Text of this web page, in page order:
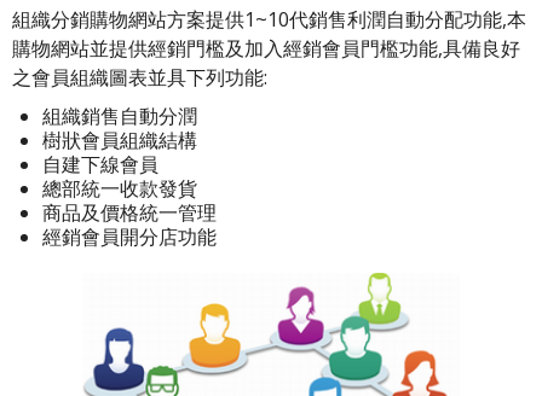
組織分銷購物網站方案提供1~10代銷售利潤自動分配功能,本
購物網站並提供經銷門檻及加入經銷會員門檻功能,具備良好
之會員組織圖表並具下列功能:
組織銷售自動分潤
樹狀會員組織結構
自建下線會員
總部統一收款發貨
商品及價格統一管理
經銷會員開分店功能